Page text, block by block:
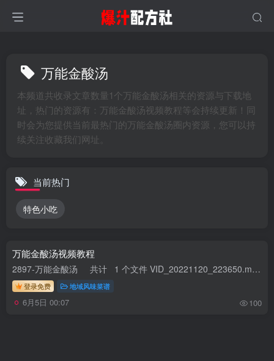
万能金酸汤
本频道共收录文章数量1个万能金酸汤相关的资源与下载地
址，热门的资源有：万能金酸汤视频教程等会持续更新！同
时会为您提供当前最热门的万能金酸汤圈内资源，您可以持
续关注收藏我们网址。
当前热门
特色小吃
万能金酸汤视频教程
2897-万能金酸汤 共计 1 个文件 VID_20221120_223650.mp4 大小 334.08M
登录免费 地域风味菜谱
6月5日 00:07 100